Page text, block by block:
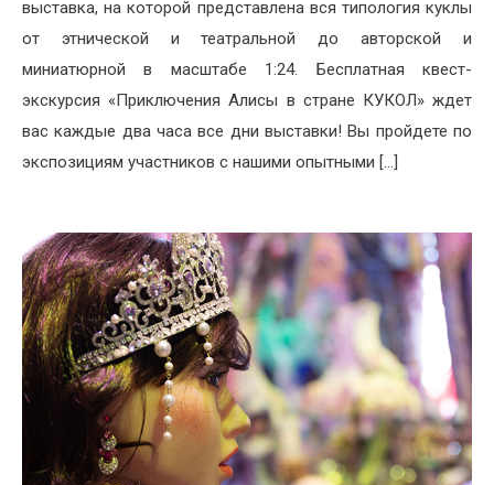
выставка, на которой представлена вся типология куклы
от этнической и театральной до авторской и
миниатюрной в масштабе 1:24. Бесплатная квест-
экскурсия «Приключения Алисы в стране КУКОЛ» ждет
вас каждые два часа все дни выставки! Вы пройдете по
экспозициям участников с нашими опытными […]